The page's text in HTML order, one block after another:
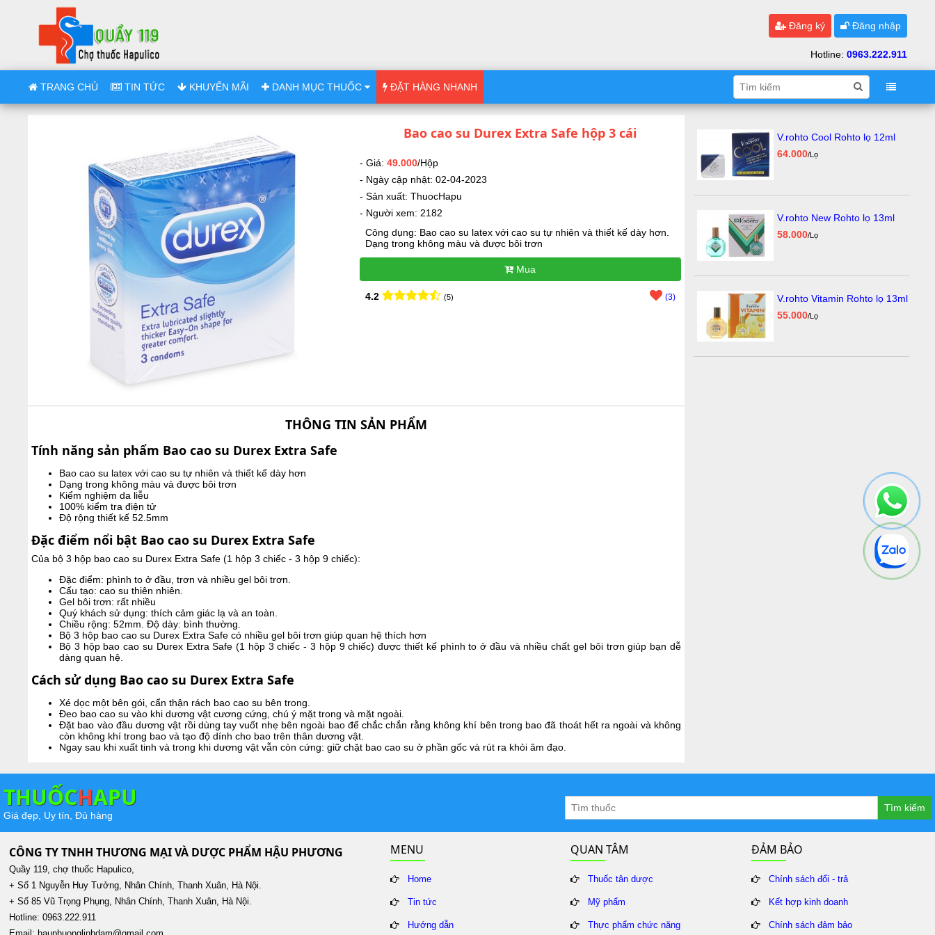
Đăng ký Đăng nhập
Hotline: 0963.222.911
TRANG CHỦ TIN TỨC KHUYẾN MÃI DANH MỤC THUỐC ĐẶT HÀNG NHANH
Bao cao su Durex Extra Safe hộp 3 cái
- Giá: 49.000/Hộp
- Ngày cập nhật: 02-04-2023
- Sản xuất: ThuocHapu
- Người xem: 2182
Công dụng: Bao cao su latex với cao su tự nhiên và thiết kế dày hơn.
Dạng trong không màu và được bôi trơn
Mua
4.2 (5) (3)
THÔNG TIN SẢN PHẨM
Tính năng sản phẩm Bao cao su Durex Extra Safe
Bao cao su latex với cao su tự nhiên và thiết kế dày hơn
Dạng trong không màu và được bôi trơn
Kiểm nghiệm da liễu
100% kiểm tra điện tử
Độ rộng thiết kế 52.5mm
Đặc điểm nổi bật Bao cao su Durex Extra Safe
Của bộ 3 hộp bao cao su Durex Extra Safe (1 hộp 3 chiếc - 3 hộp 9 chiếc):
Đặc điểm: phình to ở đầu, trơn và nhiều gel bôi trơn.
Cấu tạo: cao su thiên nhiên.
Gel bôi trơn: rất nhiều
Quý khách sử dụng: thích cảm giác lạ và an toàn.
Chiều rộng: 52mm. Độ dày: bình thường.
Bộ 3 hộp bao cao su Durex Extra Safe có nhiều gel bôi trơn giúp quan hệ thích hơn
Bộ 3 hộp bao cao su Durex Extra Safe (1 hộp 3 chiếc - 3 hộp 9 chiếc) được thiết kế phình to ở đầu và nhiều chất gel bôi trơn giúp bạn dễ
dàng quan hệ.
Cách sử dụng Bao cao su Durex Extra Safe
Xé dọc một bên gói, cẩn thận rách bao cao su bên trong.
Đeo bao cao su vào khi dương vật cương cứng, chú ý mặt trong và mặt ngoài.
Đặt bao vào đầu dương vật rồi dùng tay vuốt nhẹ bên ngoài bao để chắc chắn rằng không khí bên trong bao đã thoát hết ra ngoài và không
còn không khí trong bao và tạo độ dính cho bao trên thân dương vật.
Ngay sau khi xuất tinh và trong khi dương vật vẫn còn cứng: giữ chặt bao cao su ở phần gốc và rút ra khỏi âm đạo.
V.rohto Cool Rohto lọ 12ml
64.000/Lọ
V.rohto New Rohto lọ 13ml
58.000/Lọ
V.rohto Vitamin Rohto lọ 13ml
55.000/Lọ
THUỐCHAPU
Giá đẹp, Uy tín, Đủ hàng
Tìm kiếm
CÔNG TY TNHH THƯƠNG MẠI VÀ DƯỢC PHẨM HẬU PHƯƠNG
Quầy 119, chợ thuốc Hapulico,
+ Số 1 Nguyễn Huy Tưởng, Nhân Chính, Thanh Xuân, Hà Nội.
+ Số 85 Vũ Trọng Phụng, Nhân Chính, Thanh Xuân, Hà Nội.
Hotline: 0963.222.911
MENU
Home
Tin tức
Hướng dẫn
QUAN TÂM
Thuốc tân dược
Mỹ phẩm
Thực phẩm chức năng
ĐẢM BẢO
Chính sách đổi - trả
Kết hợp kinh doanh
Chính sách đảm bảo